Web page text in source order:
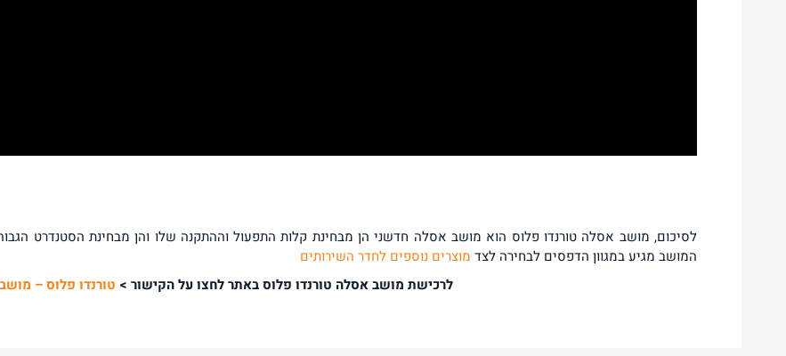
לסיכום, מושב אסלה טורנדו פלוס הוא מושב אסלה חדשני הן מבחינת קלות התפעול וההתקנה שלו והן מבחינת הסטנדרט
המושב מגיע במגוון הדפסים לבחירה לצד מוצרים נוספים לחדר השירותים
לרכישת מושב אסלה טורנדו פלוס באתר לחצו על הקישור > טורנדו פלוס –